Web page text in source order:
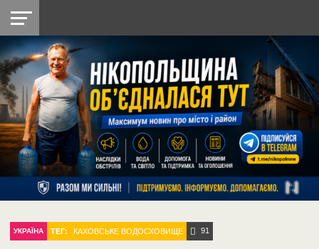
НІКОПОЛЬ
РАЙОН
СІЧЕСЛАВСЬКА
УКРАЇНА
РЕТРО
НІКОПОЛЬ
ЛАЙТ
УКРАЇНА
ДОПОМОГА
РАДІО
УКРАЇНА ТЕГ: КАХОВСЬКЕ ВОДОСХОВИЩЕ 91